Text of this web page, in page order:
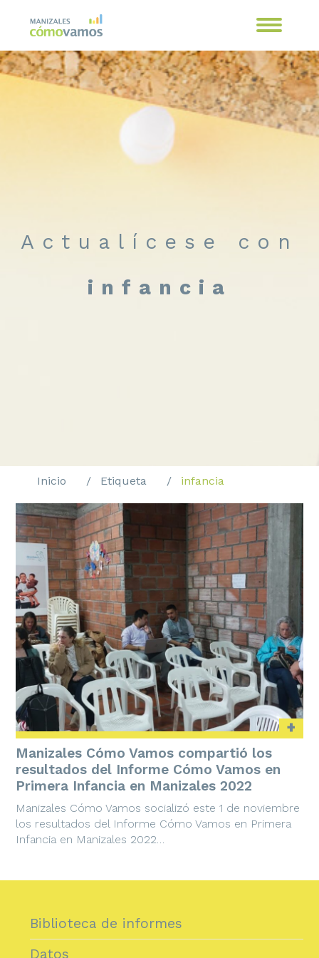
Actualícese con
infancia
Inicio Etiqueta infancia
+
Manizales Cómo Vamos compartió los
resultados del Informe Cómo Vamos en
Primera Infancia en Manizales 2022
Manizales Cómo Vamos socializó este 1 de noviembre
los resultados del Informe Cómo Vamos en Primera
Infancia en Manizales 2022…
Biblioteca de informes
Datos